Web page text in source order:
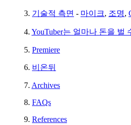
3. 기술적 측면 - 마이크, 조명,
4. YouTuber는 얼마나 돈을 벌
5. Premiere
6. 비온뒤
7. Archives
8. FAQs
9. References